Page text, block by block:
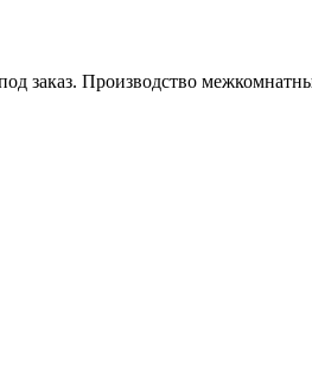
заказ. Производство